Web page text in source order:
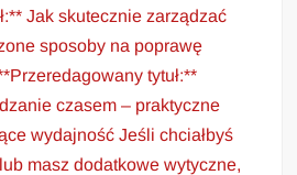
Jak skutecznie zarządzać
sposoby na poprawę
tytuł:**
czasem – praktyczne
wydajność Jeśli chciałbyś
masz dodatkowe wytyczne,